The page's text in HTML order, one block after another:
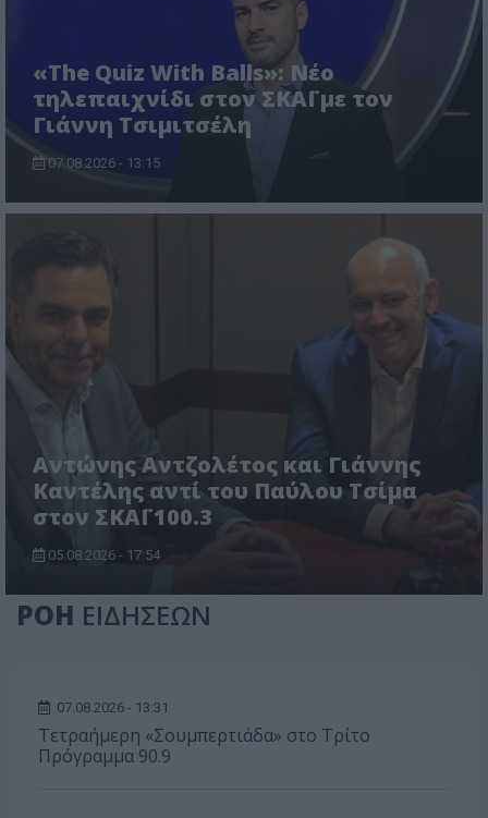
«The Quiz With Balls»: Νέο
τηλεπαιχνίδι στον ΣΚΑΪ με τον
Γιάννη Τσιμιτσέλη
07.08.2026 - 13:15
Αντώνης Αντζολέτος και Γιάννης
Καντέλης αντί του Παύλου Τσίμα
στον ΣΚΑΪ 100.3
05.08.2026 - 17:54
ΡΟΗ ΕΙΔΗΣΕΩΝ
07.08.2026 - 13:31
Τετραήμερη «Σουμπερτιάδα» στο Τρίτο
Πρόγραμμα 90.9